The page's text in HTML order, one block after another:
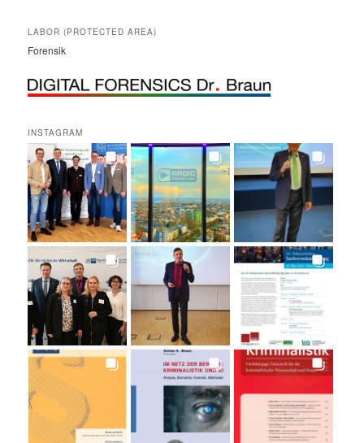
LABOR (PROTECTED AREA)
Forensik
INSTAGRAM